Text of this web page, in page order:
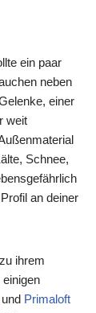
ein paar
neben
einer
weit
Schnee,
an deiner
ihrem
und Primaloft